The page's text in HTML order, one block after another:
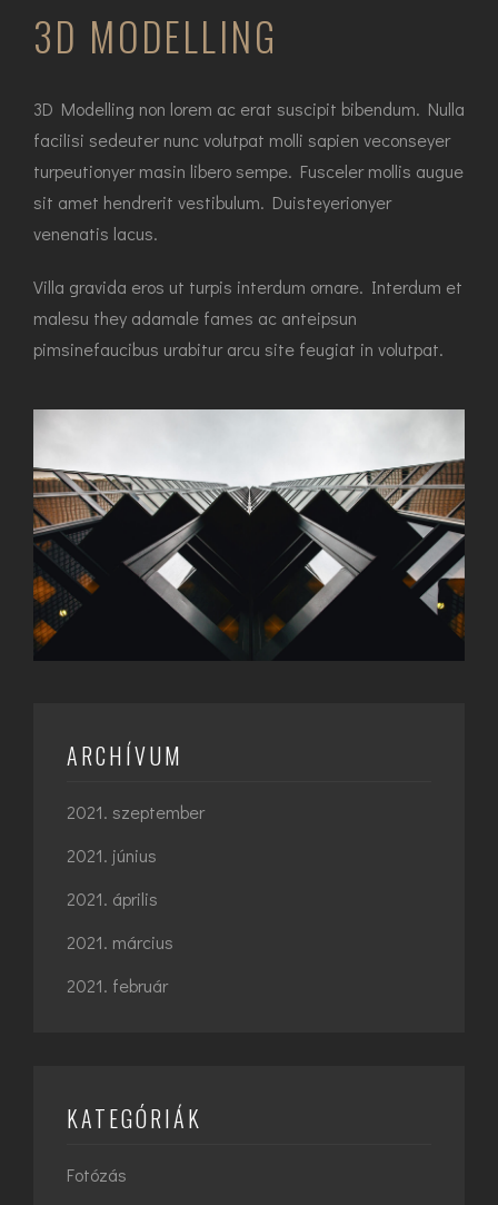
3D MODELLING
3D Modelling non lorem ac erat suscipit bibendum. Nulla
facilisi sedeuter nunc volutpat molli sapien veconseyer
turpeutionyer masin libero sempe. Fusceler mollis augue
sit amet hendrerit vestibulum. Duisteyerionyer
venenatis lacus.
Villa gravida eros ut turpis interdum ornare. Interdum et
malesu they adamale fames ac anteipsun
pimsinefaucibus urabitur arcu site feugiat in volutpat.
ARCHÍVUM
2021. szeptember
2021. június
2021. április
2021. március
2021. február
KATEGÓRIÁK
Fotózás